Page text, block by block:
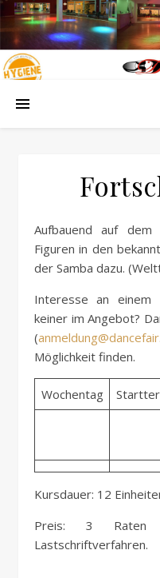
Aufbauend auf dem Grundkurs gibt es weitere
Figuren in den
der Samba dazu.
Interesse an einem
keiner im Angebot?
(
Möglichkeit finden.
Wochentag
Kursdauer: 12
Preis: 3
Lastschriftverfahren.